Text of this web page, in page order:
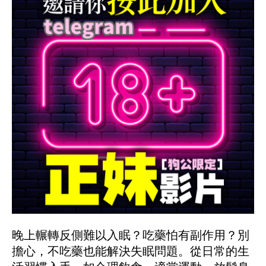
晚上輾轉反側難以入眠？吃藥怕有副作用？別
擔心，不吃藥也能解決失眠問題。從日常的生